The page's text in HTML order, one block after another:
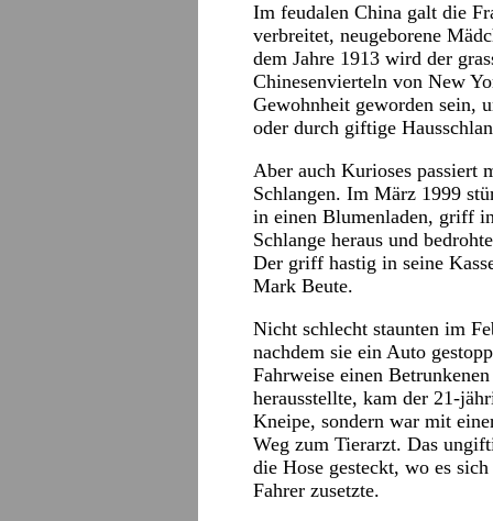
Im feudalen China galt die
verbreitet, neugeborene
dem Jahre 1913 wird der
Chinesenvierteln von New
Gewohnheit geworden sein,
oder durch giftige
Aber auch Kurioses passiert
Schlangen. Im März 1999
in einen Blumenladen, griff
Schlange heraus und
Der griff hastig in seine
Mark Beute.
Nicht schlecht staunten im
nachdem sie ein Auto
Fahrweise einen
herausstellte, kam der 21-
Kneipe, sondern war mit
Weg zum Tierarzt. Das
die Hose gesteckt, wo es
Fahrer zusetzte.